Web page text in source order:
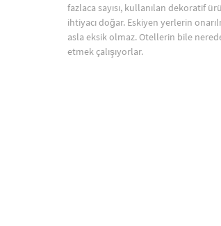
fazlaca sayısı, kullanılan dekoratif
ihtiyacı doğar. Eskiyen yerlerin
asla eksik olmaz. Otellerin bile
etmek çalışıyorlar.